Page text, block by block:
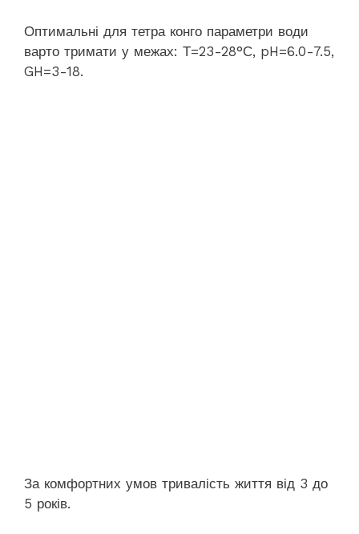
Оптимальні для тетра конго параметри води
варто тримати у межах: Т=23-28°С, pH=6.0-7.5,
GH=3-18.
За комфортних умов тривалість життя від 3 до
5 років.